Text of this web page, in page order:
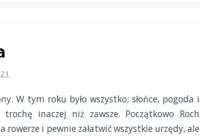
W tym roku było wszystko; słońce, pogoda i
inaczej niż zawsze. Początkowo Roch
rowerze i pewnie załatwić wszystkie urzędy, ale